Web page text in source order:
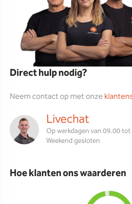
Direct hulp nodig?
Neem contact op met onze
Livechat
Op werkdagen van 09.00
Weekend gesloten
Hoe klanten ons waarderen